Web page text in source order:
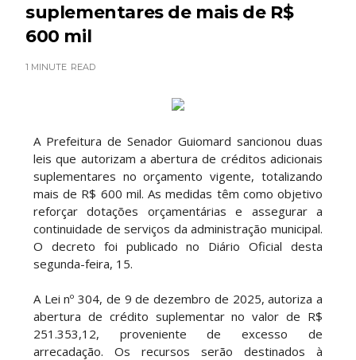
suplementares de mais de R$
600 mil
1 MINUTE READ
A Prefeitura de Senador Guiomard sancionou duas
leis que autorizam a abertura de créditos adicionais
suplementares no orçamento vigente, totalizando
mais de R$ 600 mil. As medidas têm como objetivo
reforçar dotações orçamentárias e assegurar a
continuidade de serviços da administração municipal.
O decreto foi publicado no Diário Oficial desta
segunda-feira, 15.
A Lei nº 304, de 9 de dezembro de 2025, autoriza a
abertura de crédito suplementar no valor de R$
251.353,12, proveniente de excesso de
arrecadação. Os recursos serão destinados à